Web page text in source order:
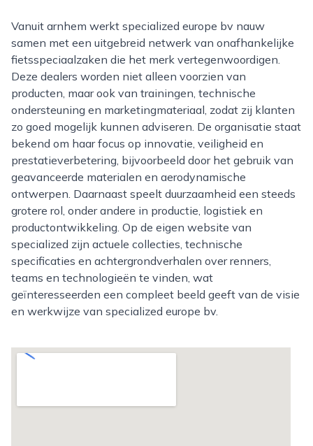
Vanuit arnhem werkt specialized europe bv nauw
samen met een uitgebreid netwerk van onafhankelijke
fietsspeciaalzaken die het merk vertegenwoordigen.
Deze dealers worden niet alleen voorzien van
producten, maar ook van trainingen, technische
ondersteuning en marketingmateriaal, zodat zij klanten
zo goed mogelijk kunnen adviseren. De organisatie staat
bekend om haar focus op innovatie, veiligheid en
prestatieverbetering, bijvoorbeeld door het gebruik van
geavanceerde materialen en aerodynamische
ontwerpen. Daarnaast speelt duurzaamheid een steeds
grotere rol, onder andere in productie, logistiek en
productontwikkeling. Op de eigen website van
specialized zijn actuele collecties, technische
specificaties en achtergrondverhalen over renners,
teams en technologieën te vinden, wat
geïnteresseerden een compleet beeld geeft van de visie
en werkwijze van specialized europe bv.